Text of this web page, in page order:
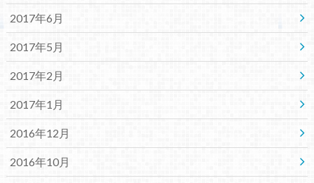
2017年6月
2017年5月
2017年2月
2017年1月
2016年12月
2016年10月